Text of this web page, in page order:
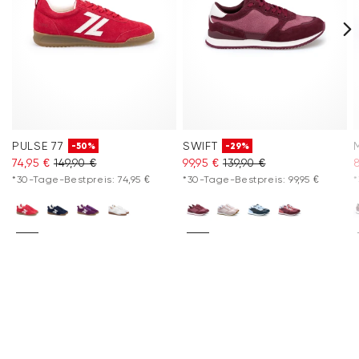
PULSE 77 -50%
74,95 € 149,90 €
*30-Tage-Bestpreis: 74,95 €
SWIFT -29%
99,95 € 139,90 €
*30-Tage-Bestpreis: 99,95 €